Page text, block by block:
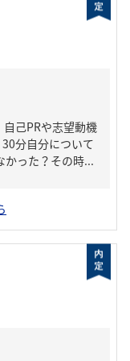
己PRや志望動機
分自分について
かった？その時...